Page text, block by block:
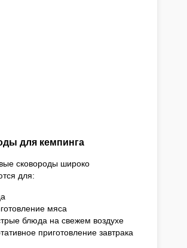
для кемпинга
сковороды широко
для:
мяса
блюда на свежем воздухе
приготовление завтрака